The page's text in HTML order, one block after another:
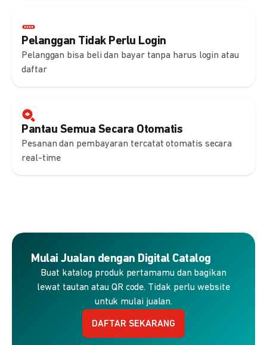
Pelanggan Tidak Perlu Login
Pelanggan bisa beli dan bayar tanpa harus login atau
daftar
Pantau Semua Secara Otomatis
Pesanan dan pembayaran tercatat otomatis secara
real-time
Mulai Jualan dengan Digital Catalog
Buat katalog produk pertamamu dan bagikan
lewat tautan atau QR code. Tidak perlu website
untuk mulai jualan.
DAFTAR SEKARANG